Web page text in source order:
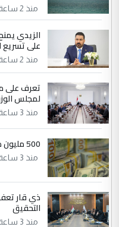
حيدر عاشور
التعليق : تحياتي لك
دقيق ومسؤول؛
الموضوع :
بين
الرافدين تعاني
منذ 2 ساعة
الزيدي
على تسريع
منذ 2 ساعة
تعرف على
لمجلس
منذ 3 ساعة
500 مليون دولار جديدة تصل العراق من الفيدرالي
منذ 3 ساعة
ذي قار
التحقيق
منذ 3 ساعة